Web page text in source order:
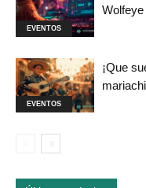
EVENTOS
EVENTOS
¡Que